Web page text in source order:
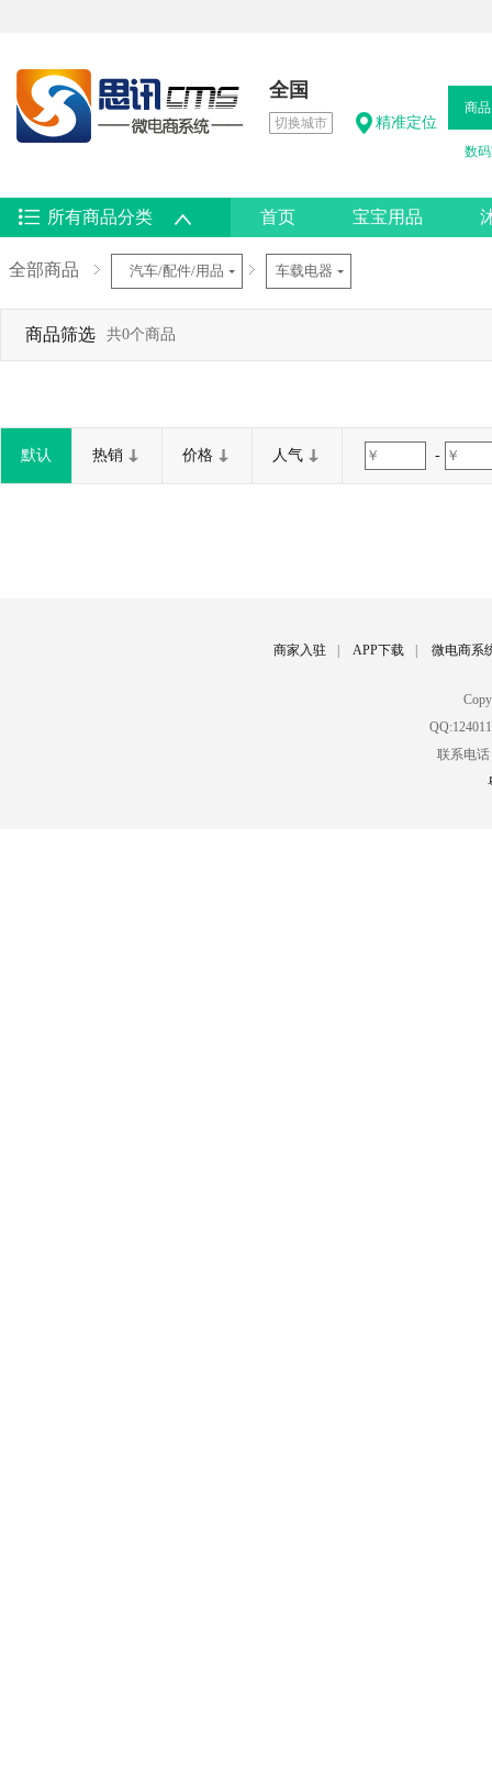
全国
切换城市 精准定位
商品
数
所有商品分类 首页 宝宝用品
热卖男鞋
全部商品 汽车/配件/用品 车载电器
商品筛选 共0个商品
默认 热销 价格 人气 -
商家入驻 APP下载 微电商系
联系电话